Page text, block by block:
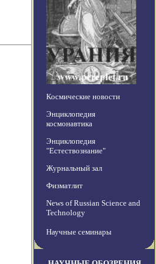
Космические новости
Энциклопедия
космонавтика
Энциклопедия
"Естествознание"
Журнальный зал
Физматлит
News of Russian Science and
Technology
Научные семинары